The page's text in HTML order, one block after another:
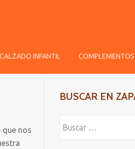
CALZADO INFANTIL
que nos
BUSCAR EN